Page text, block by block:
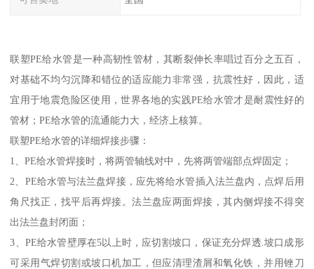
联塑PE给水管是一种高韧性管材，其断裂伸长率唱过百分之五百，
对基础不均匀沉降和错位的适应能力非常强，抗震性好，因此，适
宜用于地震危险区使用，世界各地的实践PE给水管才是耐震性好的
管材；PE给水管的流通能力大，经济上核算。
联塑PE给水管的详细焊接步骤：
1、PE给水管焊接时，将两管轴线对中，先将两管端部点焊固定；
2、PE给水管与法兰盘焊接，应先将给水管插入法兰盘内，点焊后用
角尺找正，找平后再焊接。法兰盘应两面焊接，其内侧焊接不得突
出法兰盘封闭面；
3、PE给水管壁厚在5以上时，应切割坡口，保证充分焊透.坡口成形
可采用气焊切割或坡口机加工，但应清理渣屑和氧化铁，并用锉刀